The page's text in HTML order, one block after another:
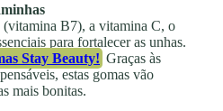
B7), a vitamina C, o
para fortalecer as unhas.
Stay Beauty! Graças às
estas gomas vão
mais bonitas.